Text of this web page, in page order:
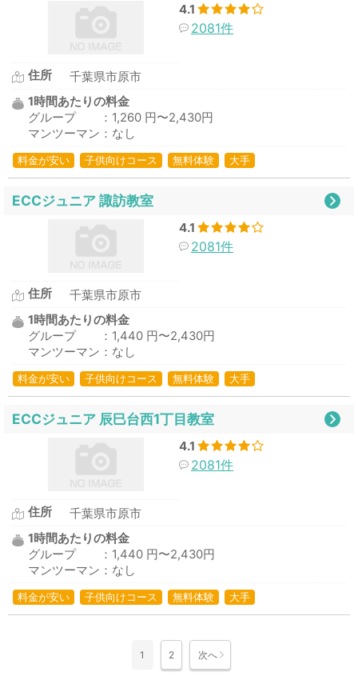
4.1
2081件
住所
千葉県市原市
1時間あたりの料金
グループ ：1,260 円〜2,430円
マンツーマン：なし
料金が安い 子供向けコース 無料体験 大手
ECCジュニア 諏訪教室
4.1
2081件
住所
千葉県市原市
1時間あたりの料金
グループ ：1,440 円〜2,430円
マンツーマン：なし
料金が安い 子供向けコース 無料体験 大手
ECCジュニア 辰巳台西1丁目教室
4.1
2081件
住所
千葉県市原市
1時間あたりの料金
グループ ：1,440 円〜2,430円
マンツーマン：なし
料金が安い 子供向けコース 無料体験 大手
1 2 次へ